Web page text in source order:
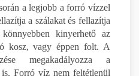
a legjobb a forró vízzel
a szálakat és fellazítja
kinyerhető az
kosz, vagy éppen folt. A
megakadályozza a
Forró víz nem feltétlenül